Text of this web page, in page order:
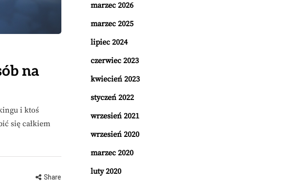
na
i ktoś
się całkiem
Share
marzec 2026
marzec 2025
lipiec 2024
czerwiec 2023
kwiecień 2023
styczeń 2022
wrzesień 2021
wrzesień 2020
marzec 2020
luty 2020